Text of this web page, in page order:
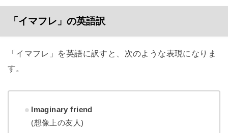
「イマフレ」の英語訳
「イマフレ」を英語に訳すと、次のような表現になりま
す。
Imaginaryfriend
(想像上の友人)